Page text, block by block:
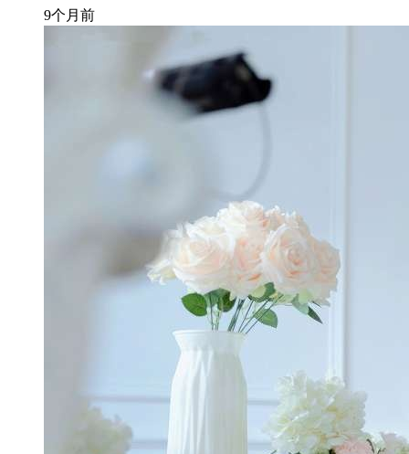
9个月前